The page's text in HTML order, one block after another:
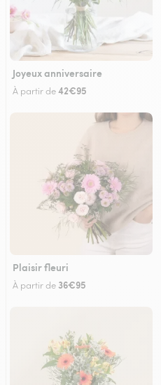
Joyeux anniversaire
À partir de42€95
Plaisir fleuri
À partir de 36€95